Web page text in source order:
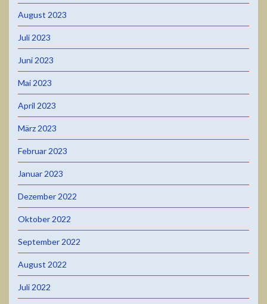
August 2023
Juli 2023
Juni 2023
Mai 2023
April 2023
März 2023
Februar 2023
Januar 2023
Dezember 2022
Oktober 2022
September 2022
August 2022
Juli 2022